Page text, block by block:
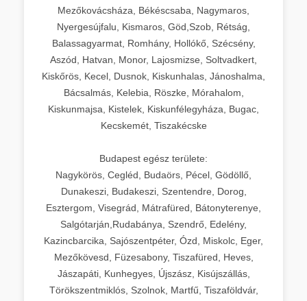
Mezőkovácsháza, Békéscsaba, Nagymaros,
Nyergesújfalu, Kismaros, Göd,Szob, Rétság,
Balassagyarmat, Romhány, Hollókő, Szécsény,
Aszód, Hatvan, Monor, Lajosmizse, Soltvadkert,
Kiskőrös, Kecel, Dusnok, Kiskunhalas, Jánoshalma,
Bácsalmás, Kelebia, Röszke, Mórahalom,
Kiskunmajsa, Kistelek, Kiskunfélegyháza, Bugac,
Kecskemét, Tiszakécske
Budapest egész területe:
Nagykörös, Cegléd, Budaörs, Pécel, Gödöllő,
Dunakeszi, Budakeszi, Szentendre, Dorog,
Esztergom, Visegrád, Mátrafüred, Bátonyterenye,
Salgótarján,Rudabánya, Szendrő, Edelény,
Kazincbarcika, Sajószentpéter, Ózd, Miskolc, Eger,
Mezőkövesd, Füzesabony, Tiszafüred, Heves,
Jászapáti, Kunhegyes, Újszász, Kisújszállás,
Törökszentmiklós, Szolnok, Martfű, Tiszaföldvár,